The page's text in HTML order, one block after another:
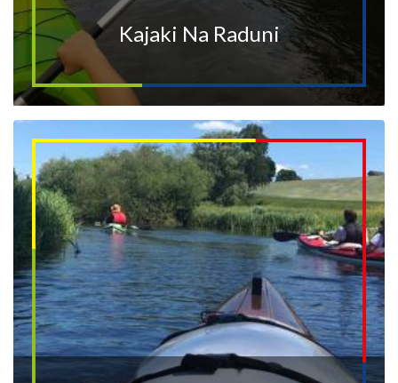
Kajaki Na Raduni